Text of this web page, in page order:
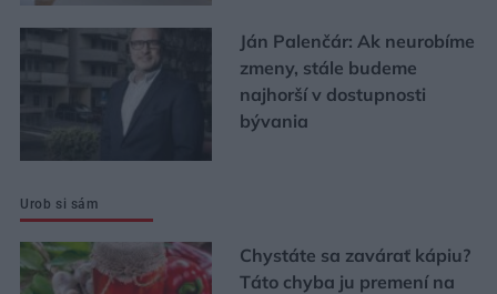
Ján Palenčár: Ak neurobíme
zmeny, stále budeme
najhorší v dostupnosti
bývania
Urob si sám
Chystáte sa zavárať kápiu?
Táto chyba ju premení na